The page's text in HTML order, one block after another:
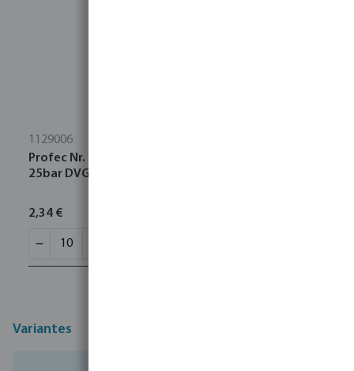
1129006
Profec Nr. 290 Bouchon fonte noir 1" filetage mâle
25bar DVGW
2,34 €
Variantes